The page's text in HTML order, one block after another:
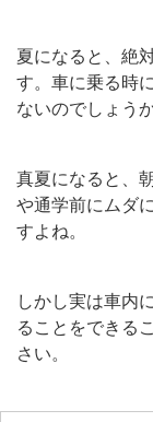
夏になると、絶
す。車に乗る時
ないのでしょう
真夏になると、
や通学前にムダ
すよね。
しかし実は車内
ることをできる
さい。